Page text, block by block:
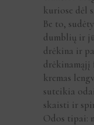
kuriose dėl
Be to,
dumblių ir
drėkina ir
drėkinamąjį
kremas
suteikia
skaisti ir
Odos tipai: